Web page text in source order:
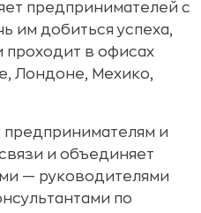
предпринимателей с
им добиться успеха,
проходит в офисах
Лондоне, Мехико,
предпринимателям и
и объединяет
— руководителями
по